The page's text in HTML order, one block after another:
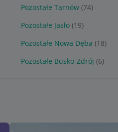
Pozostałe Tarnów (74)
Pozostałe Jasło (19)
Pozostałe Nowa Dęba (18)
Pozostałe Busko-Zdrój (6)